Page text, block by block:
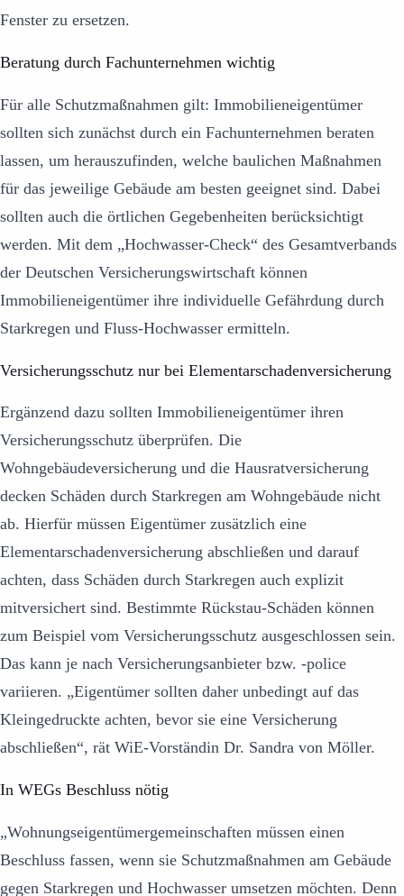
Fenster zu ersetzen.
Beratung durch Fachunternehmen wichtig
Für alle Schutzmaßnahmen gilt: Immobilieneigentümer
sollten sich zunächst durch ein Fachunternehmen beraten
lassen, um herauszufinden, welche baulichen Maßnahmen
für das jeweilige Gebäude am besten geeignet sind. Dabei
sollten auch die örtlichen Gegebenheiten berücksichtigt
werden. Mit dem „Hochwasser-Check“ des Gesamtverbands
der Deutschen Versicherungswirtschaft können
Immobilieneigentümer ihre individuelle Gefährdung durch
Starkregen und Fluss-Hochwasser ermitteln.
Versicherungsschutz nur bei Elementarschadenversicherung
Ergänzend dazu sollten Immobilieneigentümer ihren
Versicherungsschutz überprüfen. Die
Wohngebäudeversicherung und die Hausratversicherung
decken Schäden durch Starkregen am Wohngebäude nicht
ab. Hierfür müssen Eigentümer zusätzlich eine
Elementarschadenversicherung abschließen und darauf
achten, dass Schäden durch Starkregen auch explizit
mitversichert sind. Bestimmte Rückstau-Schäden können
zum Beispiel vom Versicherungsschutz ausgeschlossen sein.
Das kann je nach Versicherungsanbieter bzw. -police
variieren. „Eigentümer sollten daher unbedingt auf das
Kleingedruckte achten, bevor sie eine Versicherung
abschließen“, rät WiE-Vorständin Dr. Sandra von Möller.
In WEGs Beschluss nötig
„Wohnungseigentümergemeinschaften müssen einen
Beschluss fassen, wenn sie Schutzmaßnahmen am Gebäude
gegen Starkregen und Hochwasser umsetzen möchten. Denn